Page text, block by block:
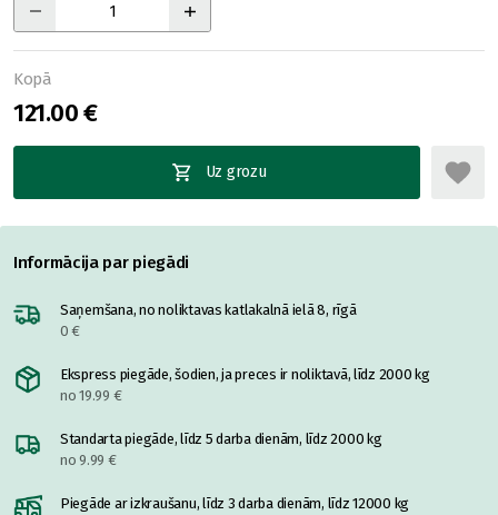
Kopā
121.00 €
Uz grozu
Informācija par piegādi
Saņemšana, no noliktavas katlakalnā ielā 8, rīgā
0 €
Ekspress piegāde, šodien, ja preces ir noliktavā, līdz 2000 kg
no 19.99 €
Standarta piegāde, līdz 5 darba dienām, līdz 2000 kg
no 9.99 €
Piegāde ar izkraušanu, līdz 3 darba dienām, līdz 12000 kg